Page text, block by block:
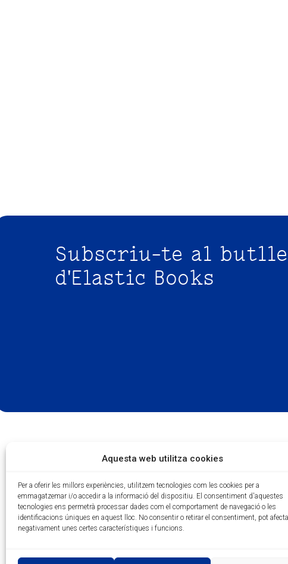
Aquesta web utilitza cookies
Per a oferir les millors experiències, utilitzem tecnologies com les cookies per a
emmagatzemar i/o accedir a la informació del dispositiu. El consentiment d'aquestes
tecnologies ens permetrà processar dades com el comportament de navegació o les
identificacions úniques en aquest lloc. No consentir o retirar el consentiment, pot
negativament unes certes característiques i funcions.
Subscriu-te al
d'Elastic Books